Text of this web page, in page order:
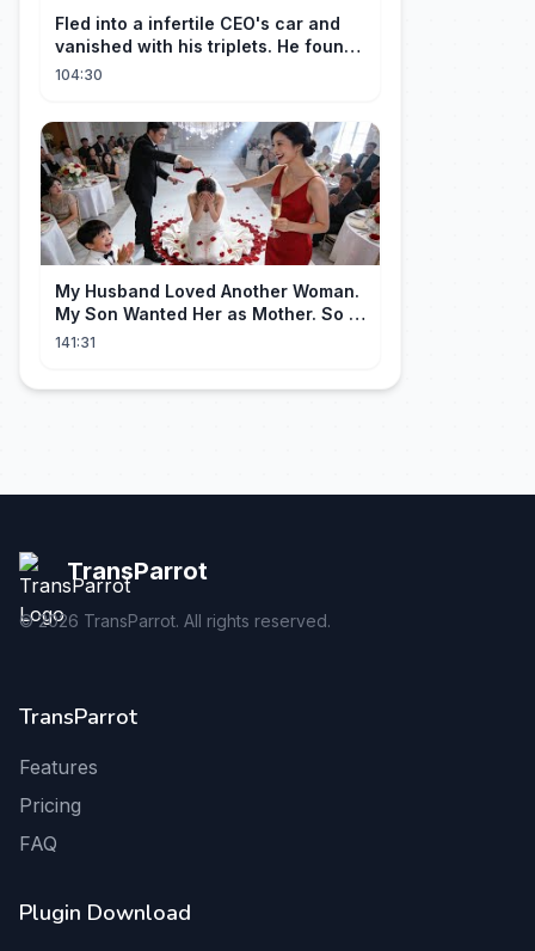
Fled into a infertile CEO's car and
vanished with his triplets. He found
her, married her spoily
104:30
My Husband Loved Another Woman.
My Son Wanted Her as Mother. So I
Left Them Both to Find Myself.
141:31
TransParrot
©2026 TransParrot. All rights reserved.
TransParrot
Features
Pricing
FAQ
Plugin Download